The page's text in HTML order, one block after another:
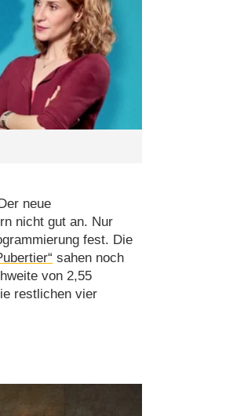
neue
nicht gut an. Nur
fest. Die
sahen noch
von 2,55
restlichen vier